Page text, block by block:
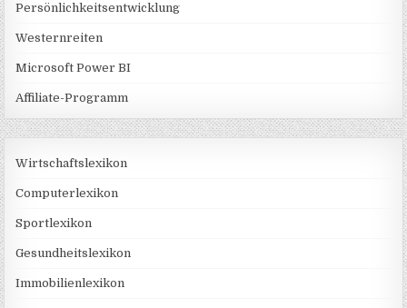
Persönlichkeitsentwicklung
Westernreiten
Microsoft Power BI
Affiliate-Programm
Wirtschaftslexikon
Computerlexikon
Sportlexikon
Gesundheitslexikon
Immobilienlexikon